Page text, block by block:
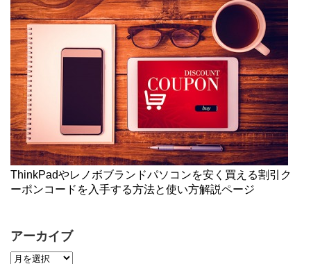
ThinkPadやレノボブランドパソコンを安く買える割引ク
ーポンコードを入手する方法と使い方解説ページ
アーカイブ